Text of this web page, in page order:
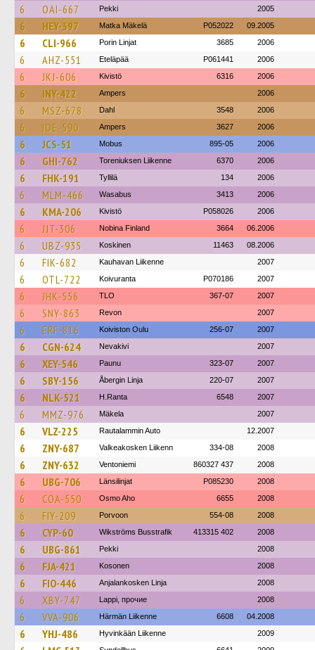
6 OAI-667 Pekki 2005
6 HEY-397 Matka Mäkelä P052022 09.2005
6 CLI-966 Porin Linjat 3685 2006
6 AHZ-551 Eteläpää P061441 2006
6 JKJ-606 Kivistö 6316 2006
6 INY-422 Ampers 2006
6 MSZ-678 Dahl 3548 2006
6 IOE-590 Ampers 3627 2006
6 JCS-51 Mobus 895-05 2006
6 GHI-762 Toreniuksen Liikenne 6370 2006
6 FHK-191 Tyllilä 134 2006
6 MLM-466 Wasabus 3413 2006
6 KMA-206 Kivistö P058026 2006
6 JJT-306 Nobina Finland 3664 06.2006
6 UBZ-935 Koskinen 11463 08.2006
6 FIK-682 Kauhavan Liikenne 2007
6 OTL-722 Koivuranta P070186 2007
6 JHK-556 TLO 367-07 2007
6 SNY-863 Revon 2007
6 ERF-816 Koiviston Oulu 256-07 2007
6 CGN-624 Nevakivi 2007
6 XEY-546 Paunu 323-07 2007
6 SBY-156 Åbergin Linja 220-07 2007
6 NLK-521 H.Ranta 6548 2007
6 MMZ-976 Mäkela 2007
6 VLZ-225 Rautalammin Auto 12.2007
6 ZNY-687 Valkeakosken Liikenn 334-08 2008
6 ZNY-632 Ventoniemi 860327 437 2008
6 UBG-706 Länsilinjat P085230 2008
6 COA-550 Osmo Aho 6655 2008
6 FIY-209 Porvoon 554-08 2008
6 CYP-60 Wikströms Busstrafik 413315 402 2008
6 UBG-861 Pekki 2008
6 FJA-421 Kosonen 2008
6 FIO-446 Anjalankosken Linja 2008
6 XBY-747 Lappi, прочие 2008
6 VVA-906 Härmän Liikenne 6608 04.2008
6 YHJ-486 Hyvinkään Liikenne 2009